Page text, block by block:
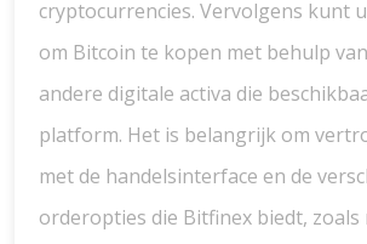
cryptocurrencies. Vervolgens kunt
om Bitcoin te kopen met behulp
andere digitale activa die
platform. Het is belangrijk om
met de handelsinterface en de
orderopties die Bitfinex biedt,